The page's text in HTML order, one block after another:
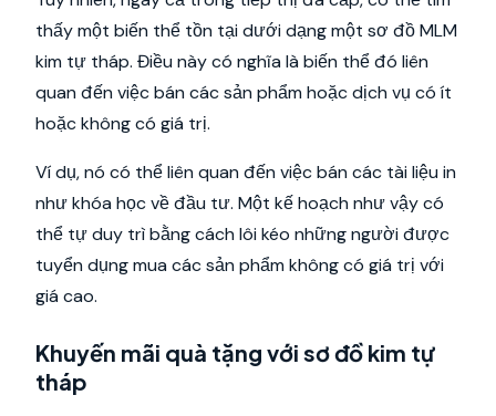
thấy một biến thể tồn tại dưới dạng một sơ đồ MLM
kim tự tháp. Điều này có nghĩa là biến thể đó liên
quan đến việc bán các sản phẩm hoặc dịch vụ có ít
hoặc không có giá trị.
Ví dụ, nó có thể liên quan đến việc bán các tài liệu in
như khóa học về đầu tư. Một kế hoạch như vậy có
thể tự duy trì bằng cách lôi kéo những người được
tuyển dụng mua các sản phẩm không có giá trị với
giá cao.
Khuyến mãi quà tặng với sơ đồ kim tự
tháp